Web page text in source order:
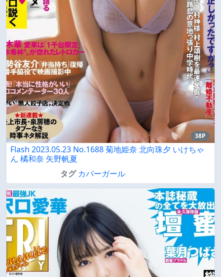
38P
Flash 2023.05.23 No.1688 菊地姫奈 北向珠夕 いけちゃ
ん 橘和奈 矢野帆夏
タグ カバーガール